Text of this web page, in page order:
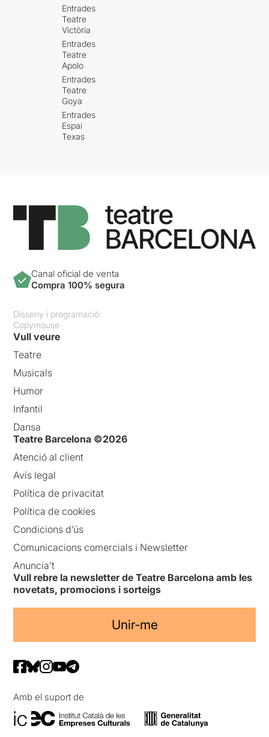
Entrades
Teatre
Victòria
Entrades
Teatre
Apolo
Entrades
Teatre
Goya
Entrades
Espai
Texas
Canal oficial de venta
Compra 100% segura
Disseny i programació:
Copymouse
Vull veure
Teatre
Musicals
Humor
Infantil
Dansa
Teatre Barcelona ©2026
Atenció al client
Avís legal
Política de privacitat
Política de cookies
Condicions d’ús
Comunicacions comercials i Newsletter
Anuncia’t
Vull rebre la newsletter de Teatre Barcelona amb les
novetats, promocions i sorteigs
Unir-me
Amb el suport de